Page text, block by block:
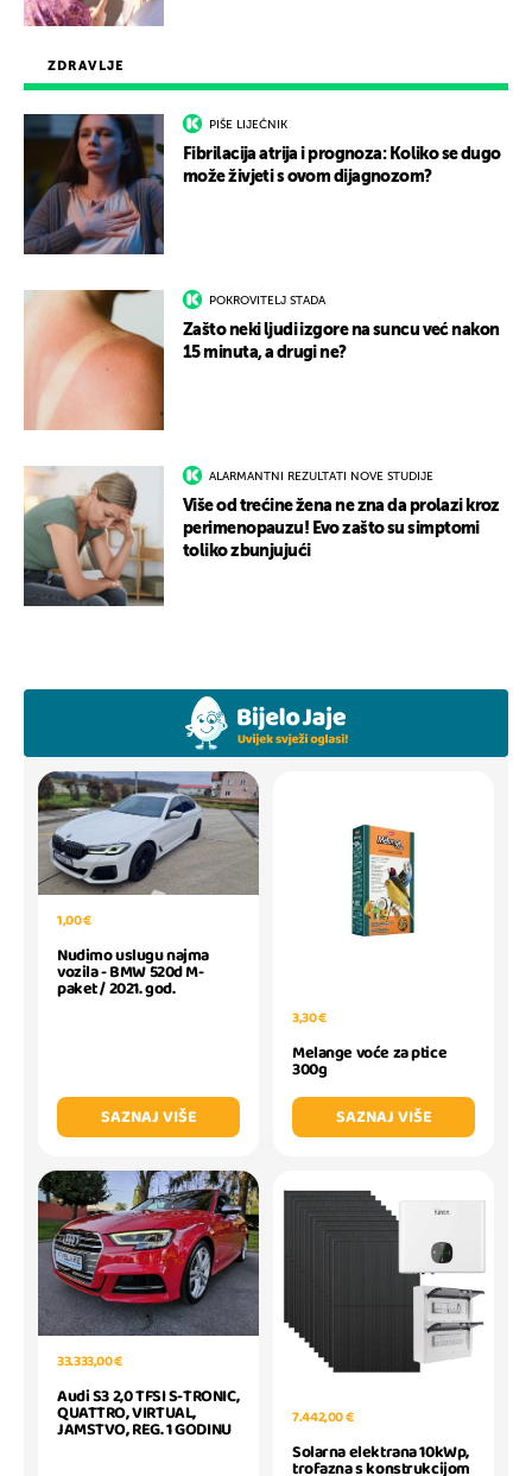
ZDRAVLJE
PIŠE LIJEČNIK
Fibrilacija atrija i prognoza: Koliko se dugo
može živjeti s ovom dijagnozom?
POKROVITELJ STADA
Zašto neki ljudi izgore na suncu već nakon
15 minuta, a drugi ne?
ALARMANTNI REZULTATI NOVE STUDIJE
Više od trećine žena ne zna da prolazi kroz
perimenopauzu! Evo zašto su simptomi
toliko zbunjujući
1,00 €
Nudimo uslugu najma
vozila - BMW 520d M-
paket / 2021. god.
SAZNAJ VIŠE
3,30 €
Melange voće za ptice
300g
SAZNAJ VIŠE
33.333,00 €
Audi S3 2,0 TFSI S-TRONIC,
QUATTRO, VIRTUAL,
JAMSTVO, REG. 1 GODINU
7.442,00 €
Solarna elektrana 10kWp,
trofazna s konstrukcijom